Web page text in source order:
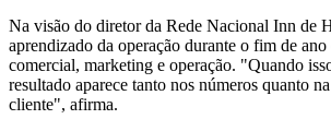
Na visão do diretor da Rede Nacional Inn de
aprendizado da operação durante o fim de ano
comercial, marketing e operação. "Quando
resultado aparece tanto nos números quanto
cliente", afirma.